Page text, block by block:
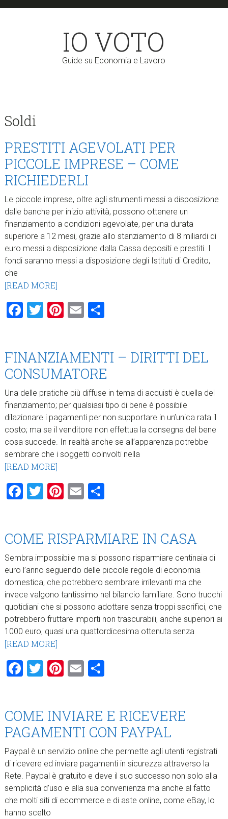
Skip
Skip
IO VOTO
Guide su Economia e Lavoro
Soldi
PRESTITI AGEVOLATI PER
PICCOLE IMPRESE – COME
RICHIEDERLI
Le piccole imprese, oltre agli strumenti messi a disposizione
dalle banche per inizio attività, possono ottenere un
finanziamento a condizioni agevolate, per una durata
superiore a 12 mesi, grazie allo stanziamento di 8 miliardi di
euro messi a disposizione dalla Cassa depositi e prestiti. I
fondi saranno messi a disposizione degli Istituti di Credito,
che
[READ MORE]
Facebook
Twitter
Pinterest
EmailCondividi
FINANZIAMENTI – DIRITTI DEL
CONSUMATORE
Una delle pratiche più diffuse in tema di acquisti è quella del
finanziamento; per qualsiasi tipo di bene è possibile
dilazionare i pagamenti per non supportare in un’unica rata il
costo; ma se il venditore non effettua la consegna del bene
cosa succede. In realtà anche se all’apparenza potrebbe
sembrare che i soggetti coinvolti nella
[READ MORE]
Facebook
Twitter
Pinterest
EmailCondividi
COME RISPARMIARE IN CASA
Sembra impossibile ma si possono risparmiare centinaia di
euro l’anno seguendo delle piccole regole di economia
domestica, che potrebbero sembrare irrilevanti ma che
invece valgono tantissimo nel bilancio familiare. Sono trucchi
quotidiani che si possono adottare senza troppi sacrifici, che
potrebbero fruttare importi non trascurabili, anche superiori ai
1000 euro, quasi una quattordicesima ottenuta senza
[READ MORE]
Facebook
Twitter
Pinterest
EmailCondividi
COME INVIARE E RICEVERE
PAGAMENTI CON PAYPAL
Paypal è un servizio online che permette agli utenti registrati
di ricevere ed inviare pagamenti in sicurezza attraverso la
Rete. Paypal è gratuito e deve il suo successo non solo alla
semplicità d’uso e alla sua convenienza ma anche al fatto
che molti siti di ecommerce e di aste online, come eBay, lo
hanno scelto